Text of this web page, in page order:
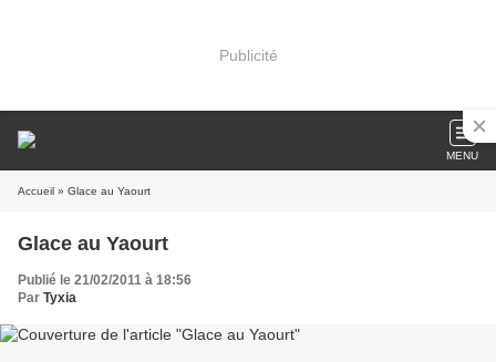
Publicité
MENU
Accueil » Glace au Yaourt
Glace au Yaourt
Publié le 21/02/2011 à 18:56
Par Tyxia